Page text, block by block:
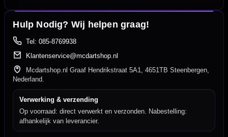
Hulp Nodig? Wij helpen graag!
Tel: 085-8769938
Klantenservice@mcdartshop.nl
Mcdartshop.nl Graaf Hendrikstraat 5A1, 4651TB Steenbergen,
Nederland.
Verwerking & verzending
Op voorraad: direct verwerkt en verzonden. Nabestelling:
afhankelijk van leverancier.